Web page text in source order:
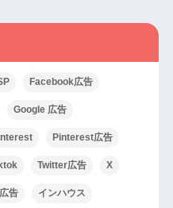
Facebook広告
Google 広告
Pinterest広告
Twitter広告 X
告 インハウス